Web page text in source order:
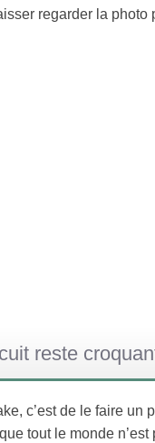
regarder la photo
reste
c’est de le faire
tout le monde